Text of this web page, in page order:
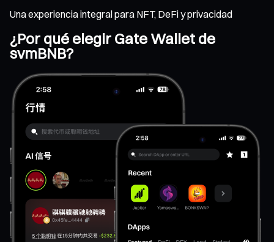
Una experiencia integral para NFT, DeFi y privacidad
¿Por qué elegir Gate Wallet de
svmBNB?